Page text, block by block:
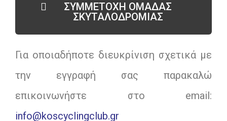
ΣΥΜΜΕΤΟΧΗ ΟΜΑΔΑΣ
ΣΚΥΤΑΛΟΔΡΟΜΙΑΣ
Για οποιαδήποτε διευκρίνιση σχετικά με
την εγγραφή σας παρακαλώ
επικοινωνήστε στο email:
info@koscyclingclub.gr